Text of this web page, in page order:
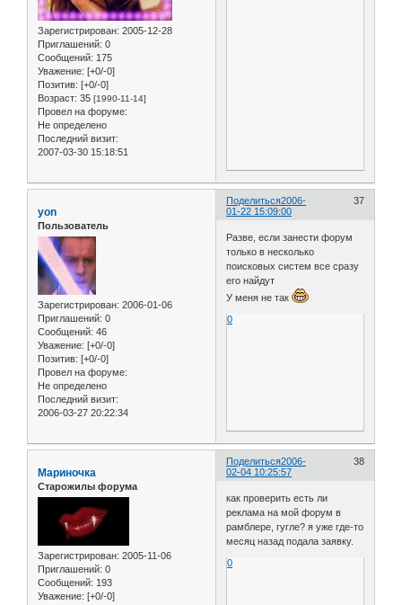
Зарегистрирован: 2005-12-28
Приглашений: 0
Сообщений: 175
Уважение: [+0/-0]
Позитив: [+0/-0]
Возраст: 35 [1990-11-14]
Провел на форуме:
Не определено
Последний визит:
2007-03-30 15:18:51
Поделиться 37
2006-
01-22 15:09:00
yon
Пользователь
Зарегистрирован: 2006-01-06
Приглашений: 0
Сообщений: 46
Уважение: [+0/-0]
Позитив: [+0/-0]
Провел на форуме:
Не определено
Последний визит:
2006-03-27 20:22:34
Разве, если занести форум
только в несколько
поисковых систем все сразу
его найдут
У меня не так
0
Поделиться 38
2006-
02-04 10:25:57
Мариночка
Старожилы форума
Зарегистрирован: 2005-11-06
Приглашений: 0
Сообщений: 193
Уважение: [+0/-0]
как проверить есть ли
реклама на мой форум в
рамблере, гугле? я уже где-то
месяц назад подала заявку.
0